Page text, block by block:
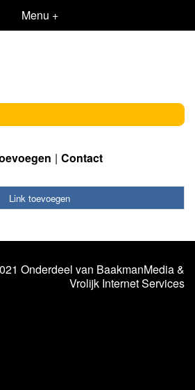
Menu +
Contact
Link toevoegen
Onderdeel van BaakmanMedia&
Vrolijk Internet Services